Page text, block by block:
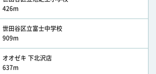
426m
世田谷区立富士中学校
909m
オオゼキ 下北沢店
637m